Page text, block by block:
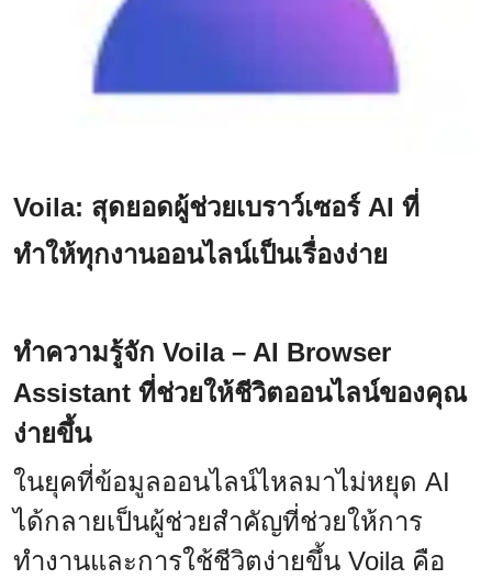
Voila: สุดยอดผู้ช่วยเบราว์เซอร์ AI ที่
ทำให้ทุกงานออนไลน์เป็นเรื่องง่าย
ทำความรู้จัก Voila – AI Browser
Assistant ที่ช่วยให้ชีวิตออนไลน์ของคุณ
ง่ายขึ้น
ในยุคที่ข้อมูลออนไลน์ไหลมาไม่หยุด AI
ได้กลายเป็นผู้ช่วยสำคัญที่ช่วยให้การ
ทำงานและการใช้ชีวิตง่ายขึ้น Voila คือ